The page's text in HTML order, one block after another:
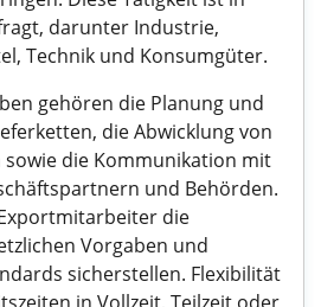
darunter Industrie,
Technik und Konsumgüter.
gehören die Planung und
die Abwicklung von
die Kommunikation mit
und Behörden.
die
Vorgaben und
sicherstellen. Flexibilität